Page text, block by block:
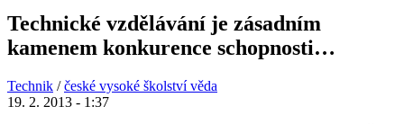
Technické vzdělávání je zásadním
kamenem konkurence schopnosti…
Technik /české vysoké školství věda
19. 2. 2013 - 1:37